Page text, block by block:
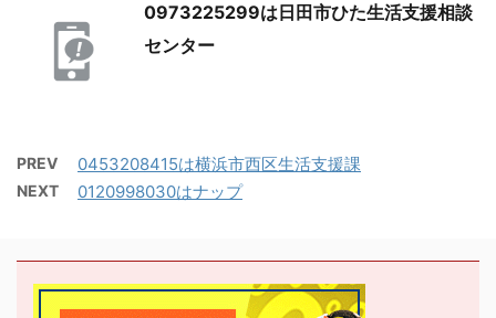
0973225299は日田市ひた生活支援相談
センター
PREV 0453208415は横浜市西区生活支援課
NEXT 0120998030はナップ